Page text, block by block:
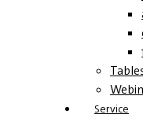
Service